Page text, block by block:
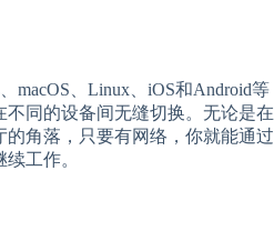
macOS、Linux、iOS和Android等
同的设备间无缝切换。无论是在
角落，只要有网络，你就能通过
工作。